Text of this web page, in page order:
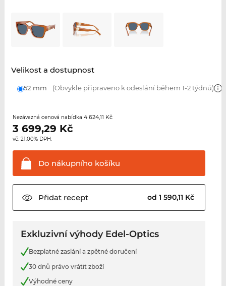
Velikost a dostupnost
52 mm (Obvykle připraveno k odeslání během 1-2 týdnů)
Nezávazná cenová nabídka 4 624,11 Kč
3 699,29 Kč
vč. 21.00% DPH.
Do nákupního košíku
Přidatrecept od 1 590,11 Kč
Exkluzivní výhody Edel-Optics
Bezplatné zaslání a zpětné doručení
30 dnů právo vrátit zboží
Výhodné ceny